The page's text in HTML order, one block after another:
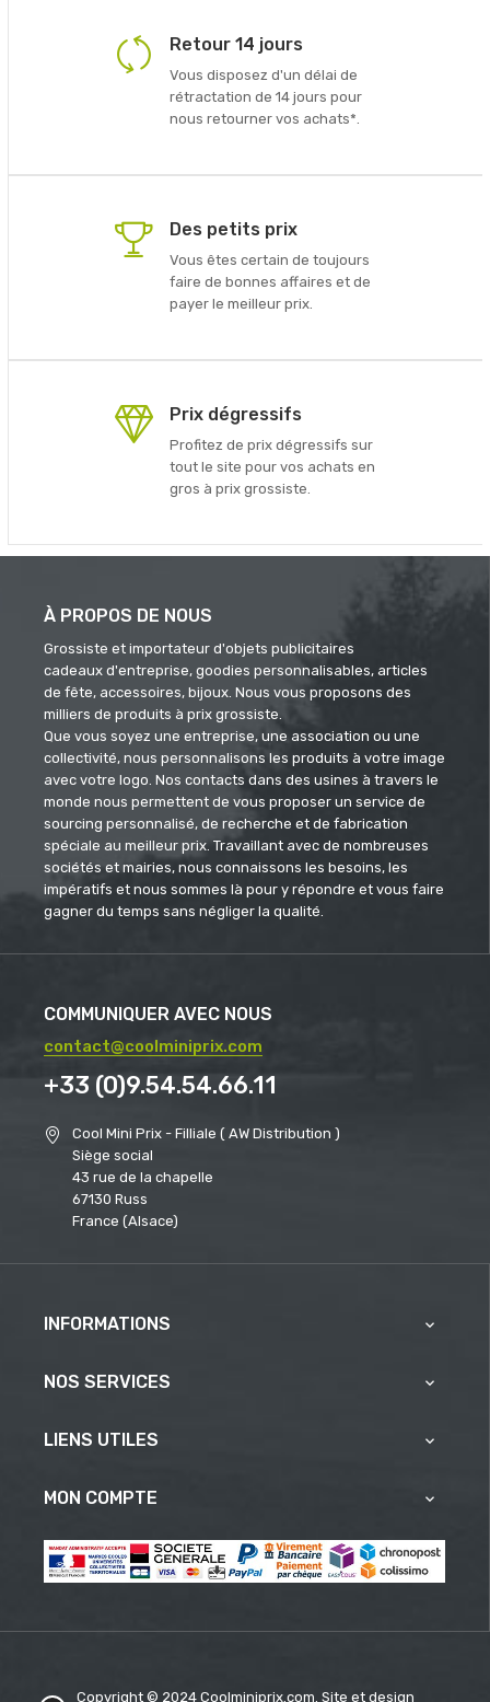
Retour 14 jours
Vous disposez d'un délai de
rétractation de 14 jours pour
nous retourner vos achats*.
Des petits prix
Vous êtes certain de toujours
faire de bonnes affaires et de
payer le meilleur prix.
Prix dégressifs
Profitez de prix dégressifs sur
tout le site pour vos achats en
gros à prix grossiste.
À PROPOS DE NOUS
Grossiste et importateur d'objets publicitaires
cadeaux d'entreprise, goodies personnalisables, articles
de fête, accessoires, bijoux. Nous vous proposons des
milliers de produits à prix grossiste.
Que vous soyez une entreprise, une association ou une
collectivité, nous personnalisons les produits à votre image
avec votre logo. Nos contacts dans des usines à travers le
monde nous permettent de vous proposer un service de
sourcing personnalisé, de recherche et de fabrication
spéciale au meilleur prix. Travaillant avec de nombreuses
sociétés et mairies, nous connaissons les besoins, les
impératifs et nous sommes là pour y répondre et vous faire
gagner du temps sans négliger la qualité.
COMMUNIQUER AVEC NOUS
contact@coolminiprix.com
+33 (0)9.54.54.66.11
Cool Mini Prix - Filliale ( AW Distribution )
Siège social
43 rue de la chapelle
67130 Russ
France (Alsace)
INFORMATIONS 
NOS SERVICES 
LIENS UTILES 
MON COMPTE 
Copyright © 2024 Coolminiprix.com. Site et design